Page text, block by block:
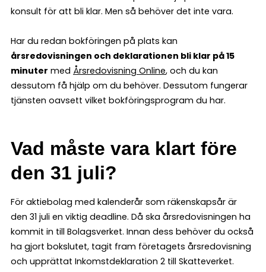
konsult för att bli klar. Men så behöver det inte vara.
Har du redan bokföringen på plats kan
årsredovisningen och deklarationen bli klar på 15
minuter med Årsredovisning Online, och du kan
dessutom få hjälp om du behöver. Dessutom fungerar
tjänsten oavsett vilket bokföringsprogram du har.
Vad måste vara klart före
den 31 juli?
För aktiebolag med kalenderår som räkenskapsår är
den 31 juli en viktig deadline. Då ska årsredovisningen ha
kommit in till Bolagsverket. Innan dess behöver du också
ha gjort bokslutet, tagit fram företagets årsredovisning
och upprättat Inkomstdeklaration 2 till Skatteverket.